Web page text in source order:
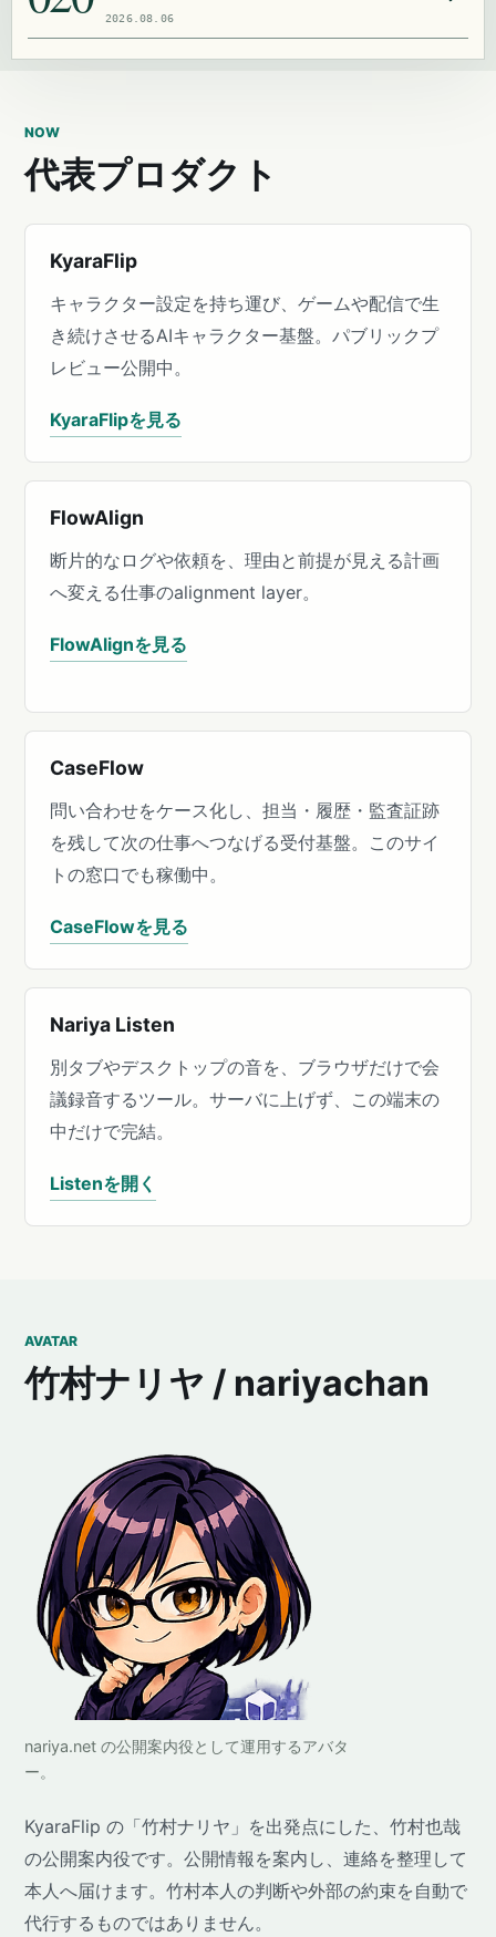
2026.08.06
NOW
代表プロダクト
KyaraFlip
キャラクター設定を持ち運び、ゲームや配信で生
き続けさせるAIキャラクター基盤。パブリックプ
レビュー公開中。
KyaraFlipを見る
FlowAlign
断片的なログや依頼を、理由と前提が見える計画
へ変える仕事のalignment layer。
FlowAlignを見る
CaseFlow
問い合わせをケース化し、担当・履歴・監査証跡
を残して次の仕事へつなげる受付基盤。このサイ
トの窓口でも稼働中。
CaseFlowを見る
Nariya Listen
別タブやデスクトップの音を、ブラウザだけで会
議録音するツール。サーバに上げず、この端末の
中だけで完結。
Listenを開く
AVATAR
竹村ナリヤ / nariyachan
nariya.net の公開案内役として運用するアバタ
ー。
KyaraFlip の「竹村ナリヤ」を出発点にした、竹村也哉
の公開案内役です。公開情報を案内し、連絡を整理して
本人へ届けます。竹村本人の判断や外部の約束を自動で
代行するものではありません。